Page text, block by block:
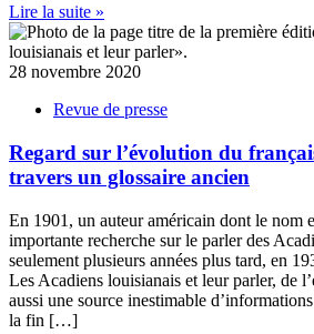
Lire la suite »
28 novembre 2020
Revue de presse
Regard sur l’évolution du
travers un glossaire ancien
En 1901, un auteur américain dont le nom
importante recherche sur le parler des
seulement plusieurs années plus tard, en
Les Acadiens louisianais et leur parler, de
aussi une source inestimable
la fin […]